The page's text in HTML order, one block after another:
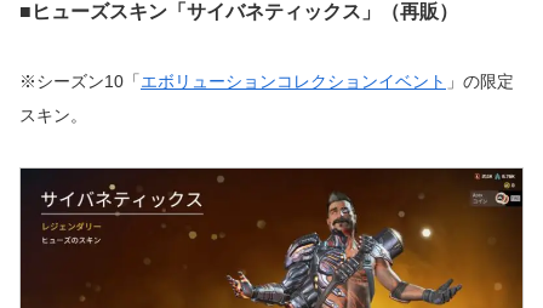
■ヒューズスキン「サイバネティックス」（再販）
※シーズン10「エボリューションコレクションイベント 」の限定
スキン。